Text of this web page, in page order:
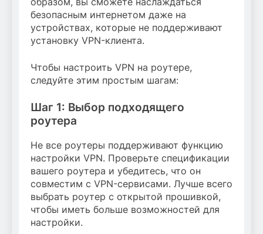
безопасным интернетом даже на
устройствах, которые не поддерживают
установку VPN-клиента.
Чтобы настроить VPN на роутере,
следуйте этим простым шагам:
Шаг 1: Выбор подходящего
роутера
Не все роутеры поддерживают функцию
настройки VPN. Проверьте спецификации
вашего роутера и убедитесь, что он
совместим с VPN-сервисами. Лучше всего
выбрать роутер с открытой прошивкой,
чтобы иметь больше возможностей для
настройки.